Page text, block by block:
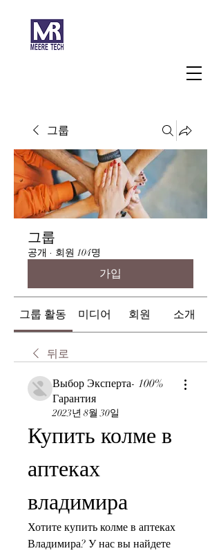
그룹
그룹
공개 · 회원 104명
가입
그룹 활동 미디어 회원 소개
뒤로
Выбор Эксперта- 100%
Гарантия
2023년 8월 30일
Купить колме в
аптеках
владимира
Хотите купить колме в аптеках
Владимира? У нас вы найдете